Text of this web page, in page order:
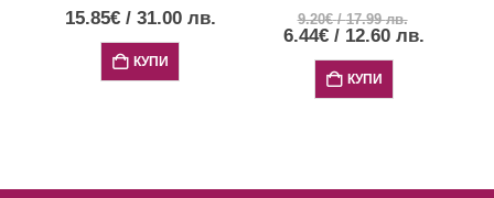
– 100 мл
15.85€ / 31.00 лв.
КУПИ
мед- 250 мл
9.20€ /17.99лв.
6.44€ / 12.60 лв.
КУПИ